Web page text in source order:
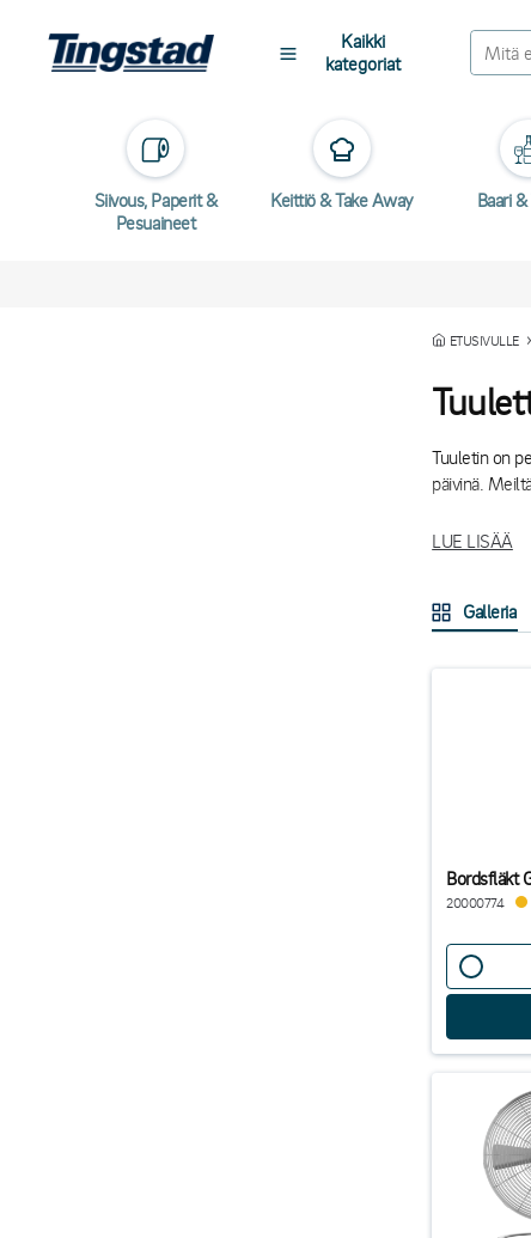
Kaikki
kategoriat
Siivous, Paperit &
Pesuaineet
Keittiö & Take Away Baari
ETUSIVULLE
Tuuletin on
päivinä.
Jos haluat
Löydät alta
LUE LISÄÄ
Galleria
Bordsfläkt
20000774